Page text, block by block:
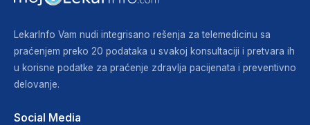
LekarInfo Vam nudi integrisano rešenja za telemedicinu sa
praćenjem preko 20 podataka u svakoj konsultaciji i pretvara ih
u korisne podatke za praćenje zdravlja pacijenata i preventivno
delovanje.
Social Media